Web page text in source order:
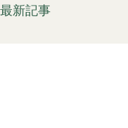
最新記事